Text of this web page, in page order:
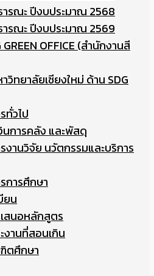
รณะ ปีงบประมาณ 2568
รณะ ปีงบประมาณ 2569
GREEN OFFICE (สำนักงานสี
วิทยาลัยเชียงใหม่ ด้าน SDG
ทั่วไป
นการคลัง และพัสดุ
งานวิจัย นวัตกรรมและบริการ
การศึกษา
ยน
สนอหลักสูตร
งานที่สอนเกิน
ตศึกษา